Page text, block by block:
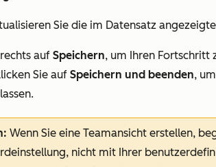
Sie die im Datensatz
auf Speichern, um Ihren Fortschritt
Sie auf Speichern und beenden,
Wenn Sie eine Teamansicht erstellen,
nicht mit Ihrer